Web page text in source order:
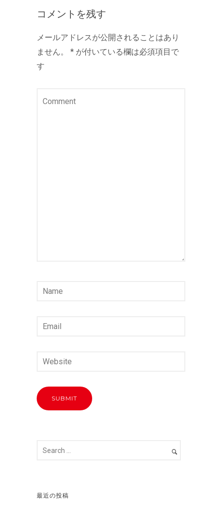
コメントを残す
メールアドレスが公開されることはあり
ません。
* が付いている欄は必須項目で
す
最近の投稿